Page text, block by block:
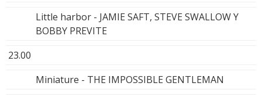
Little harbor - JAMIE SAFT, STEVE SWALLOW Y
BOBBY PREVITE
23.00
Miniature - THE IMPOSSIBLE GENTLEMAN